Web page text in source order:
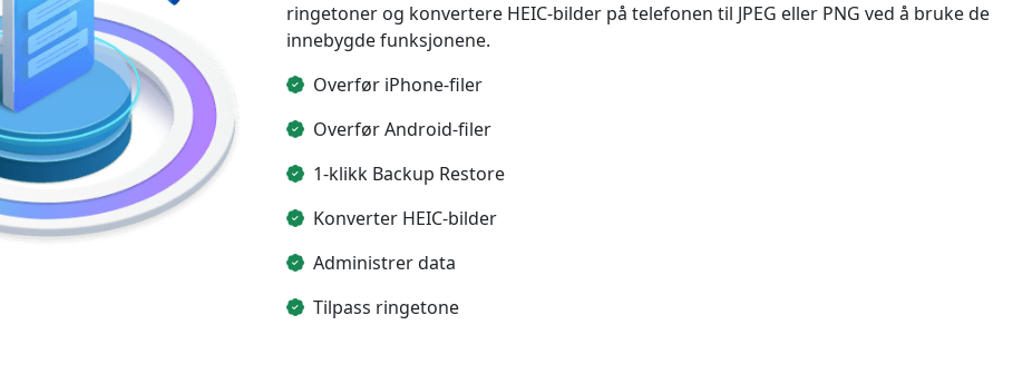
ringetoner og konvertere HEIC-bilder på telefonen til JPEG eller PNG ved å bruke de
innebygde funksjonene.
Overfør iPhone-filer
Overfør Android-filer
1-klikk Backup Restore
Konverter HEIC-bilder
Administrer data
Tilpass ringetone